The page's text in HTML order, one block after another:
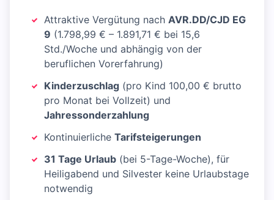
Attraktive Vergütung nach AVR.DD/CJD EG
9 (1.798,99 € – 1.891,71 € bei 15,6
Std./Woche und abhängig von der
beruflichen Vorerfahrung)
Kinderzuschlag (pro Kind 100,00 € brutto
pro Monat bei Vollzeit) und
Jahressonderzahlung
Kontinuierliche Tarifsteigerungen
31 Tage Urlaub (bei 5-Tage-Woche), für
Heiligabend und Silvester keine Urlaubstage
notwendig